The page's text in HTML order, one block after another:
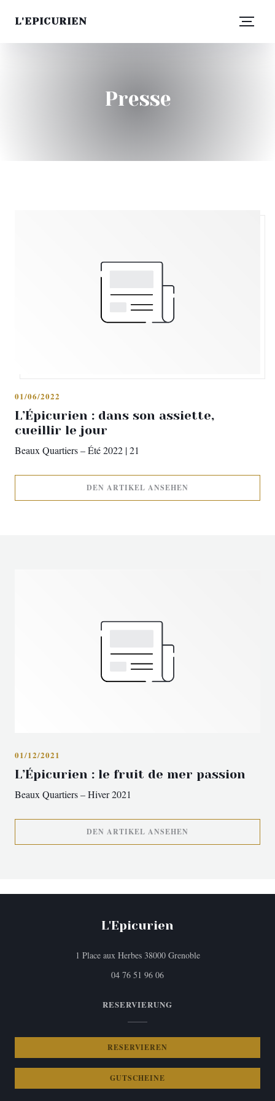
L'EPICURIEN
Presse
L’Épicurien : dans son assiette,
cueillir le jour
01/06/2022
Beaux Quartiers – Été 2022 | 21
DEN ARTIKEL ANSEHEN
L’Épicurien : le fruit de mer passion
01/12/2021
Beaux Quartiers – Hiver 2021
DEN ARTIKEL ANSEHEN
L'Epicurien
1 Place aux Herbes 38000 Grenoble((öffnet ein neues
04 76 51 96 06
RESERVIERUNG
RESERVIEREN
GUTSCHEINE